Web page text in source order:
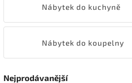
Nábytek do kuchyně
Nábytek do koupelny
Nejprodávanější